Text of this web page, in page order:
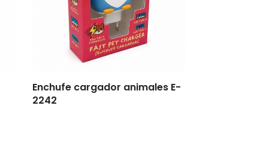
Enchufe cargador animales E-
2242